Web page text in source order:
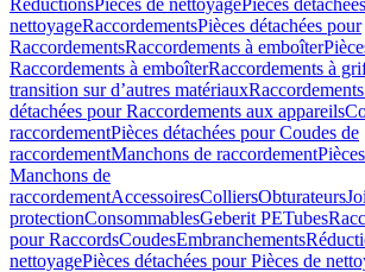
RéductionsPièces de nettoyagePièces
nettoyageRaccordementsPièces détachées pour
RaccordementsRaccordements à emboîter
Raccordements à emboîterRaccordements à
transition sur d’autres matériaux
détachées pour Raccordements aux appareils
raccordementPièces détachées pour Coudes de
raccordementManchons de raccordement
Manchons de
raccordementAccessoiresColliersObturateurs
protectionConsommablesGeberit PETubes
pour RaccordsCoudesEmbranchements
nettoyagePièces détachées pour Pièces de